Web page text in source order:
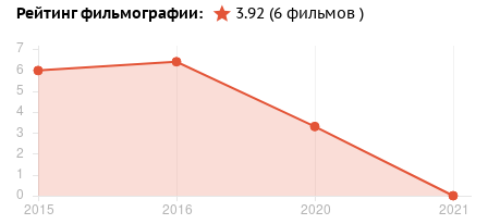
Рейтинг фильмографии: 3.92 (6 фильмов )